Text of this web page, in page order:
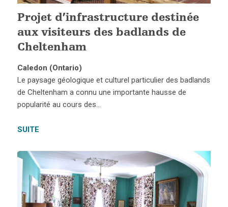
Projet d’infrastructure destinée
aux visiteurs des badlands de
Cheltenham
Caledon (Ontario)
Le paysage géologique et culturel particulier des badlands
de Cheltenham a connu une importante hausse de
popularité au cours des…
SUITE